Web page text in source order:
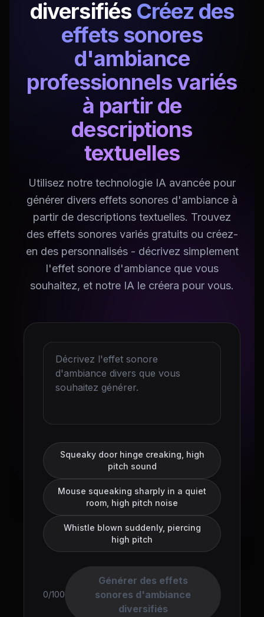
diversifiés Créez des
effets sonores
d'ambiance
professionnels variés
à partir de
descriptions
textuelles
Utilisez notre technologie IA avancée pour
générer divers effets sonores d'ambiance à
partir de descriptions textuelles. Trouvez
des effets sonores variés gratuits ou créez-
en des personnalisés - décrivez simplement
l'effet sonore d'ambiance que vous
souhaitez, et notre IA le créera pour vous.
Squeaky door hinge creaking, high
pitch sound
Mouse squeaking sharply in a quiet
room, high pitch noise
Whistle blown suddenly, piercing
high pitch
0/100
Générer des effets
sonores d'ambiance
diversifiés